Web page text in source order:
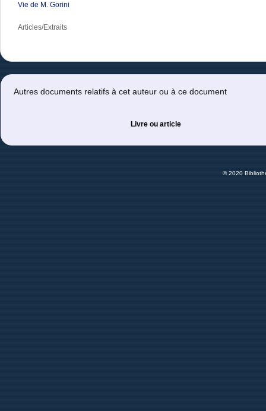
Vie de M. Gorini
Articles/Extraits
Autres documents relatifs à cet auteur ou à ce document
Livre ou article
© 2020